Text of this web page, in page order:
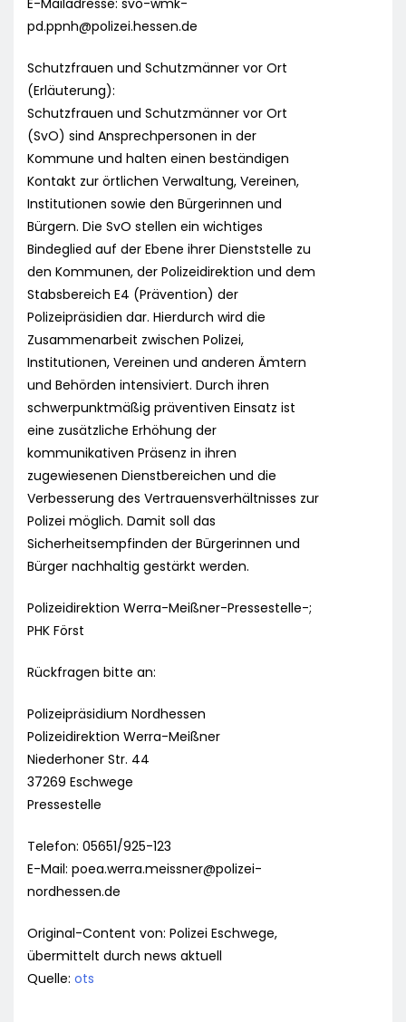
E-Mailadresse: svo-wmk-
pd.ppnh@polizei.hessen.de
Schutzfrauen und Schutzmänner vor Ort
(Erläuterung):
Schutzfrauen und Schutzmänner vor Ort
(SvO) sind Ansprechpersonen in der
Kommune und halten einen beständigen
Kontakt zur örtlichen Verwaltung, Vereinen,
Institutionen sowie den Bürgerinnen und
Bürgern. Die SvO stellen ein wichtiges
Bindeglied auf der Ebene ihrer Dienststelle zu
den Kommunen, der Polizeidirektion und dem
Stabsbereich E4 (Prävention) der
Polizeipräsidien dar. Hierdurch wird die
Zusammenarbeit zwischen Polizei,
Institutionen, Vereinen und anderen Ämtern
und Behörden intensiviert. Durch ihren
schwerpunktmäßig präventiven Einsatz ist
eine zusätzliche Erhöhung der
kommunikativen Präsenz in ihren
zugewiesenen Dienstbereichen und die
Verbesserung des Vertrauensverhältnisses zur
Polizei möglich. Damit soll das
Sicherheitsempfinden der Bürgerinnen und
Bürger nachhaltig gestärkt werden.
Polizeidirektion Werra-Meißner-Pressestelle-;
PHK Först
Rückfragen bitte an:
Polizeipräsidium Nordhessen
Polizeidirektion Werra-Meißner
Niederhoner Str. 44
37269 Eschwege
Pressestelle
Telefon: 05651/925-123
E-Mail: poea.werra.meissner@polizei-
nordhessen.de
Original-Content von: Polizei Eschwege,
übermittelt durch news aktuell
Quelle: ots